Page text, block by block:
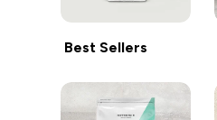
Best Sellers